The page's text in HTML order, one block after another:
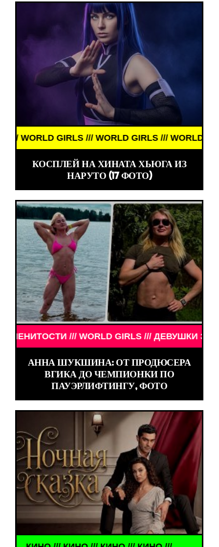
GIRLS /// WORLD GIRLS /// WORLD GIRLS ///
КОСПЛЕЙ НА ХИНАТА ХЬЮГА ИЗ
НАРУТО (17 ФОТО)
GIRLS /// ДЕВУШКИ ЗНАМЕНИТОСТИ ///
АННА ШУКШИНА: ОТ ПРОДЮСЕРА
ВГИКА ДО ЧЕМПИОНКИ ПО
ПАУЭРЛИФТИНГУ, ФОТО